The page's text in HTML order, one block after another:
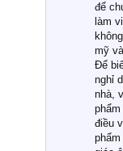
để
làm
mỹ
Để
nghỉ
nhà,
điều